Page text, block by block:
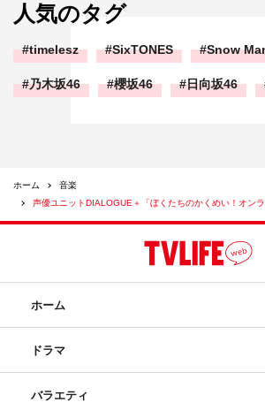
人気のタグ
timelesz SixTONES Snow
乃木坂46 櫻坂46 日向坂46
ホーム
音楽
声優ユニットDIALOGUE＋「ぼくたちのかくめい！オン
ホーム
ドラマ
バラエティ